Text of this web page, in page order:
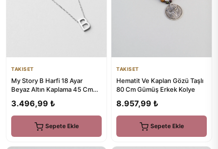
TAKISET
My Story B Harfi 18 Ayar
Beyaz Altın Kaplama 45 Cm
3.496,99 ₺
Sepete Ekle
TAKISET
Hematit Ve Kaplan Gözü Taşlı
80 Cm Gümüş Erkek Kolye
8.957,99 ₺
Sepete Ekle